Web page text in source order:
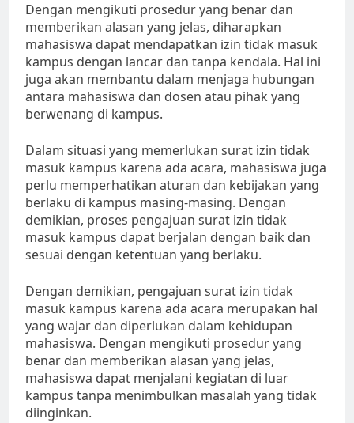
Dengan mengikuti prosedur yang benar dan
memberikan alasan yang jelas, diharapkan
mahasiswa dapat mendapatkan izin tidak masuk
kampus dengan lancar dan tanpa kendala. Hal ini
juga akan membantu dalam menjaga hubungan
antara mahasiswa dan dosen atau pihak yang
berwenang di kampus.
Dalam situasi yang memerlukan surat izin tidak
masuk kampus karena ada acara, mahasiswa juga
perlu memperhatikan aturan dan kebijakan yang
berlaku di kampus masing-masing. Dengan
demikian, proses pengajuan surat izin tidak
masuk kampus dapat berjalan dengan baik dan
sesuai dengan ketentuan yang berlaku.
Dengan demikian, pengajuan surat izin tidak
masuk kampus karena ada acara merupakan hal
yang wajar dan diperlukan dalam kehidupan
mahasiswa. Dengan mengikuti prosedur yang
benar dan memberikan alasan yang jelas,
mahasiswa dapat menjalani kegiatan di luar
kampus tanpa menimbulkan masalah yang tidak
diinginkan.